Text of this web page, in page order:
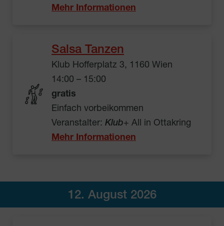
Mehr Informationen
Salsa Tanzen
Klub Hofferplatz 3, 1160 Wien
14:00 – 15:00
gratis
Einfach vorbeikommen
Veranstalter: Klub+ All in Ottakring
Mehr Informationen
12. August 2026